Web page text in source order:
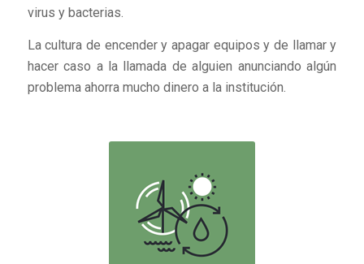
virus y bacterias.
La cultura de encender y apagar equipos y de llamar y
hacer caso a la llamada de alguien anunciando algún
problema ahorra mucho dinero a la institución.